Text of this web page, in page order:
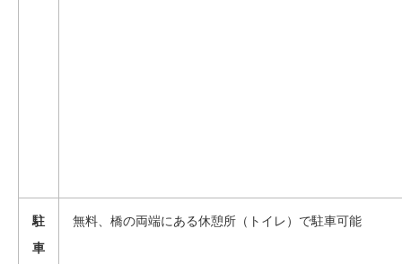
駐
車
無料、橋の両端にある休憩所（トイレ）で駐車可能